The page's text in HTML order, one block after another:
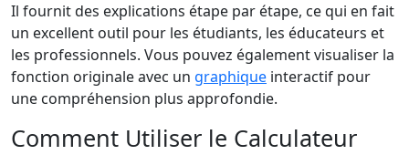
Il fournit des explications étape par étape, ce qui en fait
un excellent outil pour les étudiants, les éducateurs et
les professionnels. Vous pouvez également visualiser la
fonction originale avec un graphique interactif pour
une compréhension plus approfondie.
Comment Utiliser le Calculateur